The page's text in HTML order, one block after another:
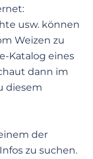
usw. können
Weizen zu
Katalog eines
dann im
diesem
der
zu suchen.